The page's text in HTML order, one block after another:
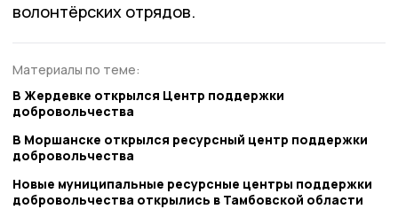
волонтёрских отрядов.
Материалы по теме:
В Жердевке открылся Центр поддержки
добровольчества
В Моршанске открылся ресурсный центр поддержки
добровольчества
Новые муниципальные ресурсные центры поддержки
добровольчества открылись в Тамбовской области